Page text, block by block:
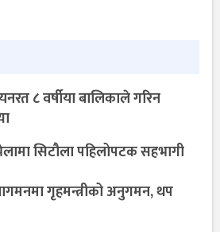
८ वर्षीया बालिकाले गरिन
सिटौला पहिलोपटक सहभागी
गृहमन्त्रीको अनुगमन, थप